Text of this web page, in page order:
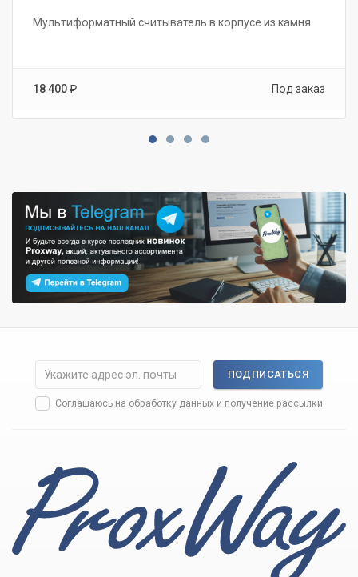
Мультиформатный считыватель в корпусе из камня
18 400₽ Под заказ
ПОДПИСАТЬСЯ
Соглашаюсь на обработку данных и получение рассылки